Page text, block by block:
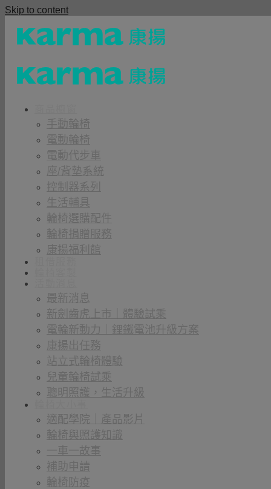
Skip to content
手動輪椅
電動輪椅
電動代步車
座/背墊系統
控制器系列
生活輔具
輪椅選購配件
輪椅捐贈服務
康揚福利館
最新消息
新劍齒虎上市｜體驗試乘
電輪新動力｜鋰鐵電池升級方案
康揚出任務
站立式輪椅體驗
兒童輪椅試乘
聰明照護，生活升級
適配學院｜產品影片
輪椅與照護知識
一車一故事
補助申請
輪椅防疫